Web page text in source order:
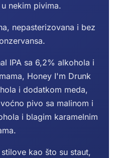
nekim pivima.
nepasterizovana i bez
IPA sa 6,2% alkohola i
Honey I'm Drunk
i dodatkom meda,
pivo sa malinom i
i blagim karamelnim
kao što su staut,